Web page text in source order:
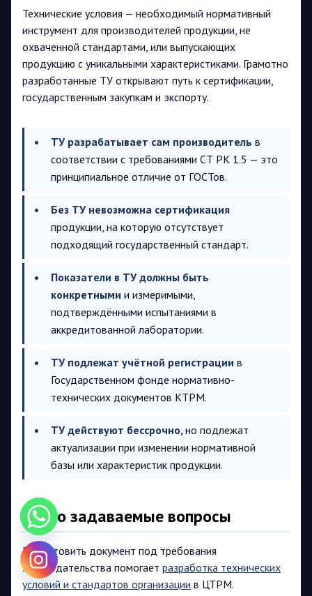
Технические условия — необходимый нормативный
инструмент для производителей продукции, не
охваченной стандартами, или выпускающих
продукцию с уникальными характеристиками. Грамотно
разработанные ТУ открывают путь к сертификации,
государственным закупкам и экспорту.
ТУ разрабатывает сам производитель в
соответствии с требованиями СТ РК 1.5 — это
принципиальное отличие от ГОСТов.
Без ТУ невозможна сертификация
продукции, на которую отсутствует
подходящий государственный стандарт.
Показатели в ТУ должны быть
конкретными и измеримыми,
подтверждёнными испытаниями в
аккредитованной лаборатории.
ТУ подлежат учётной регистрации в
Государственном фонде нормативно-
технических документов КТРМ.
ТУ действуют бессрочно, но подлежат
актуализации при изменении нормативной
базы или характеристик продукции.
Часто задаваемые вопросы
Подготовить документ под требования
законодательства помогает разработка технических
условий и стандартов организации в ЦТРМ.